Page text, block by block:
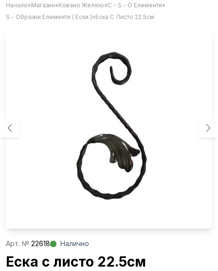
Начало»Магазин»Ковано Желязо»C - S - О Елементи»
S - Образни Елементи ( Ески )»Еска С Листо 22.5см
Aрт. № 22618 Налично
Еска с листо 22.5см